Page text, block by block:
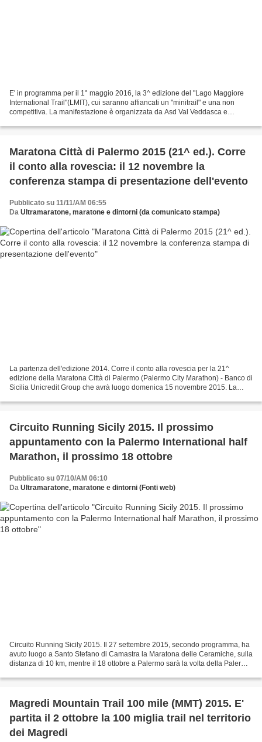
E' in programma per il 1° maggio 2016, la 3^ edizione del "Lago Maggiore
International Trail"(LMIT), cui saranno affiancati un "minitrail" e una non
competitiva. La manifestazione è organizzata da Asd Val Veddasca e
Maratona Città di Palermo 2015 (21^ ed.). Corre
il conto alla rovescia: il 12 novembre la
conferenza stampa di presentazione dell'evento
Pubblicato su 11/11/AM 06:55
Da Ultramaratone, maratone e dintorni (da comunicato stampa)
La partenza dell'edizione 2014. Corre il conto alla rovescia per la 21^
edizione della Maratona Città di Palermo (Palermo City Marathon) - Banco di
Sicilia Unicredit Group che avrà luogo domenica 15 novembre 2015. La
Circuito Running Sicily 2015. Il prossimo
appuntamento con la Palermo International half
Marathon, il prossimo 18 ottobre
Pubblicato su 07/10/AM 06:10
Da Ultramaratone, maratone e dintorni (Fonti web)
Circuito Running Sicily 2015. Il 27 settembre 2015, secondo programma, ha
avuto luogo a Santo Stefano di Camastra la Maratona delle Ceramiche, sulla
distanza di 10 km, mentre il 18 ottobre a Palermo sarà la volta della Palermo
Magredi Mountain Trail 100 mile (MMT) 2015. E'
partita il 2 ottobre la 100 miglia trail nel territorio
dei Magredi